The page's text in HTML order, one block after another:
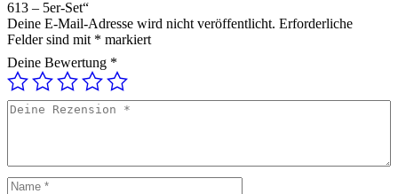
613 – 5er-Set“
Deine E-Mail-Adresse wird nicht veröffentlicht. Erforderliche
Felder sind mit * markiert
Deine Bewertung *
Deine
Name